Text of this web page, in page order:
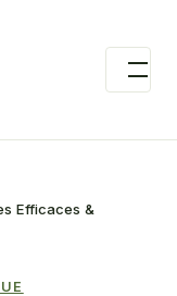
Efficaces &